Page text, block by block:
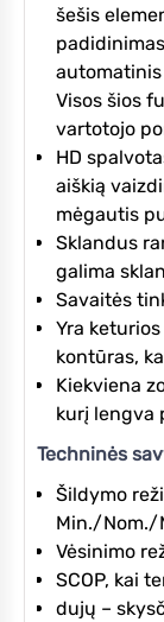
šešis
automatinis
Visos šios
vartotojo
HD
aiškią
mėgautis
Sklandus
galima
Savaitės
Yra
kontūras,
Kiekviena
kurį lengva
Techninės
Šildymo
Min./Nom./
Vėsinimo
SCOP, kai
dujų –